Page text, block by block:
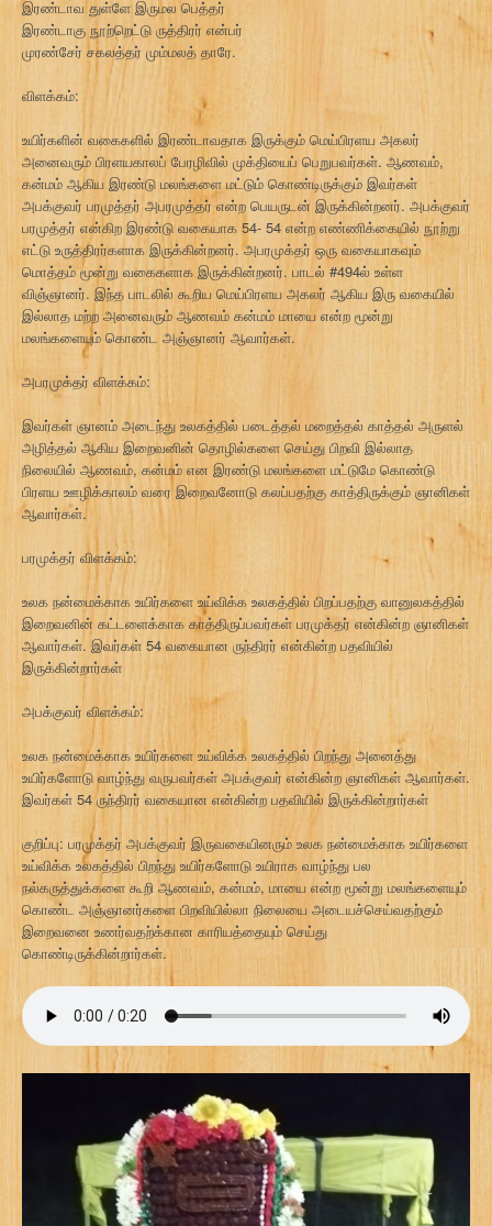
இரண்டாவ துள்ளே இருமல பெத்தர்
இரண்டாகு நூற்றெட்டு ருத்திரர் என்பர்
முரண்சேர் சகலத்தர் மும்மலத் தாரே.
விளக்கம்:
உயிர்களின் வகைகளில் இரண்டாவதாக இருக்கும் மெய்பிரளய அகலர்
அனைவரும் பிரளயகாலப் பேரழிவில் முக்தியைப் பெறுபவர்கள். ஆணவம்,
கன்மம் ஆகிய இரண்டு மலங்களை மட்டும் கொண்டிருக்கும் இவர்கள்
அபக்குவர் பரமுத்தர் அபரமுத்தர் என்ற பெயருடன் இருக்கின்றனர். அபக்குவர்
பரமுத்தர் என்கிற இரண்டு வகையாக 54- 54 என்ற எண்ணிக்கையில் நூற்று
எட்டு உருத்திரர்களாக இருக்கின்றனர். அபரமுக்தர் ஒரு வகையாகவும்
மொத்தம் மூன்று வகைகளாக இருக்கின்றனர். பாடல் #494ல் உள்ள
விஞ்ஞானர். இந்த பாடலில் கூறிய மெய்பிரளய அகலர் ஆகிய இரு வகையில்
இல்லாத மற்ற அனைவரும் ஆணவம் கன்மம் மாயை என்ற மூன்று
மலங்களையும் கொண்ட அஞ்ஞானர் ஆவார்கள்.
அபரமுக்தர் விளக்கம்:
இவர்கள் ஞானம் அடைந்து உலகத்தில் படைத்தல் மறைத்தல் காத்தல் அருளல்
அழித்தல் ஆகிய இறைவனின் தொழில்களை செய்து பிறவி இல்லாத
நிலையில் ஆணவம், கன்மம் என இரண்டு மலங்களை மட்டுமே கொண்டு
பிரளய ஊழிக்காலம் வரை இறைவனோடு கலப்பதற்கு காத்திருக்கும் ஞானிகள்
ஆவார்கள்.
பரமுக்தர் விளக்கம்:
உலக நன்மைக்காக உயிர்களை உய்விக்க உலகத்தில் பிறப்பதற்கு வானுலகத்தில்
இறைவனின் கட்டளைக்காக காத்திருப்பவர்கள் பரமுக்தர் என்கின்ற ஞானிகள்
ஆவார்கள். இவர்கள் 54 வகையான ருந்திரர் என்கின்ற பதவியில்
இருக்கின்றார்கள்
அபக்குவர் விளக்கம்:
உலக நன்மைக்காக உயிர்களை உய்விக்க உலகத்தில் பிறந்து அனைத்து
உயிர்களோடு வாழ்ந்து வருபவர்கள் அபக்குவர் என்கின்ற ஞானிகள் ஆவார்கள்.
இவர்கள் 54 ருந்திரர் வகையான என்கின்ற பதவியில் இருக்கின்றார்கள்
குறிப்பு: பரமுக்தர் அபக்குவர் இருவகையினரும் உலக நன்மைக்காக உயிர்களை
உய்விக்க உலகத்தில் பிறந்து உயிர்களோடு உயிராக வாழ்ந்து பல
நல்கருத்துக்களை கூறி ஆணவம், கன்மம், மாயை என்ற மூன்று மலங்களையும்
கொண்ட அஞ்ஞானர்களை பிறவியில்லா நிலையை அடையச்செய்வதற்கும்
இறைவனை உணர்வதற்க்கான காரியத்தையும் செய்து
கொண்டிருக்கின்றார்கள்.